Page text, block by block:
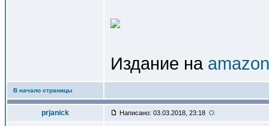
Издание на
В начало страницы
prjanick Написано: 03.03.2018, 23:18